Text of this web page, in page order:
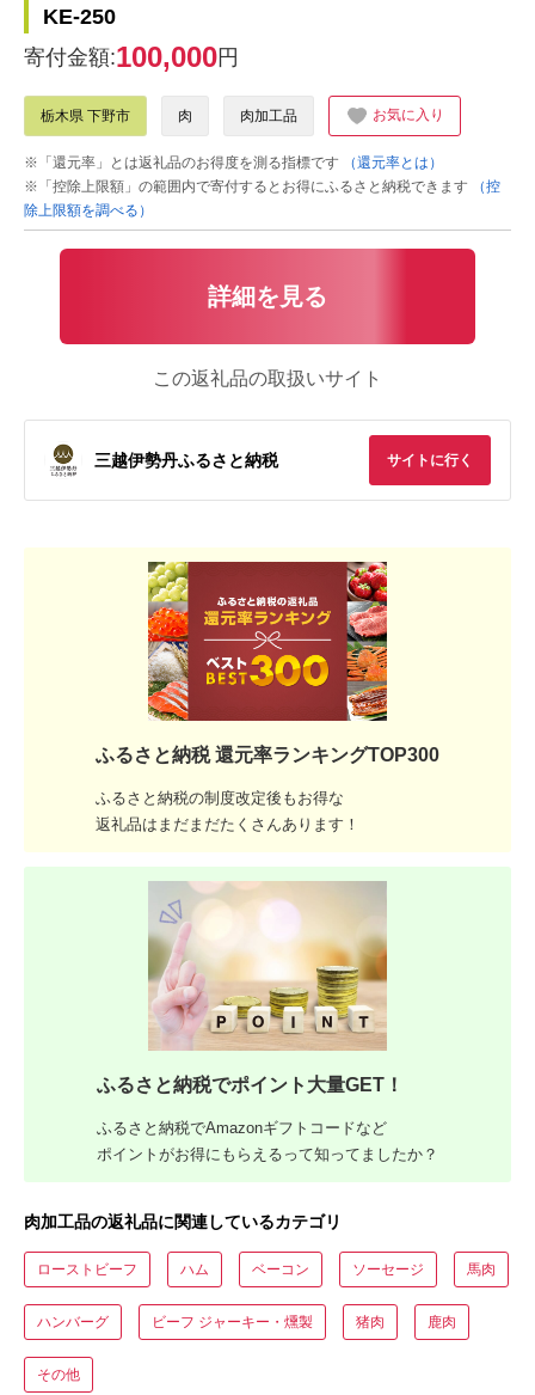
KE-250
寄付金額:100,000円
栃木県 下野市 肉 肉加工品 お気に入り
※「還元率」とは返礼品のお得度を測る指標です
（還元率とは）
※「控除上限額」の範囲内で寄付するとお得にふるさと納税できます
（控
除上限額を調べる）
詳細を見る
この返礼品の取扱いサイト
三越伊勢丹ふるさと納税 サイトに行く
ふるさと納税 還元率ランキングTOP300
ふるさと納税の制度改定後もお得な
返礼品はまだまだたくさんあります！
ふるさと納税でポイント大量GET！
ふるさと納税でAmazonギフトコードなど
ポイントがお得にもらえるって知ってましたか？
肉加工品の返礼品に関連しているカテゴリ
ローストビーフ ハム ベーコン ソーセージ 馬肉
ハンバーグ ビーフ ジャーキー・燻製 猪肉 鹿肉
その他